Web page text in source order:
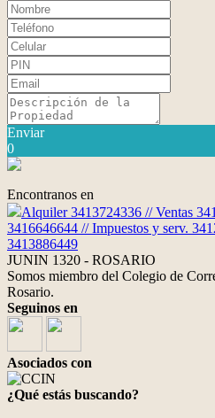
Enviar
0
Encontranos en
Alquiler 3413724336 // Ventas
3416646644 // Impuestos y serv.
3413886449
JUNIN 1320 - ROSARIO
Somos miembro del Colegio de
Rosario.
Seguinos en
Asociados con
¿Qué estás buscando?